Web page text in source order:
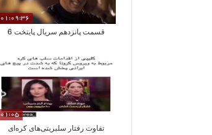
01:09:36
قسمت پانزدهم سریال پایتخت 6
01:05
تفاوت رفتار سلبریتی‌های کره‌ای